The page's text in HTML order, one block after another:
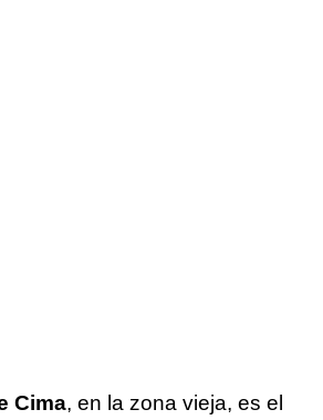
Cima, en la zona vieja, es el